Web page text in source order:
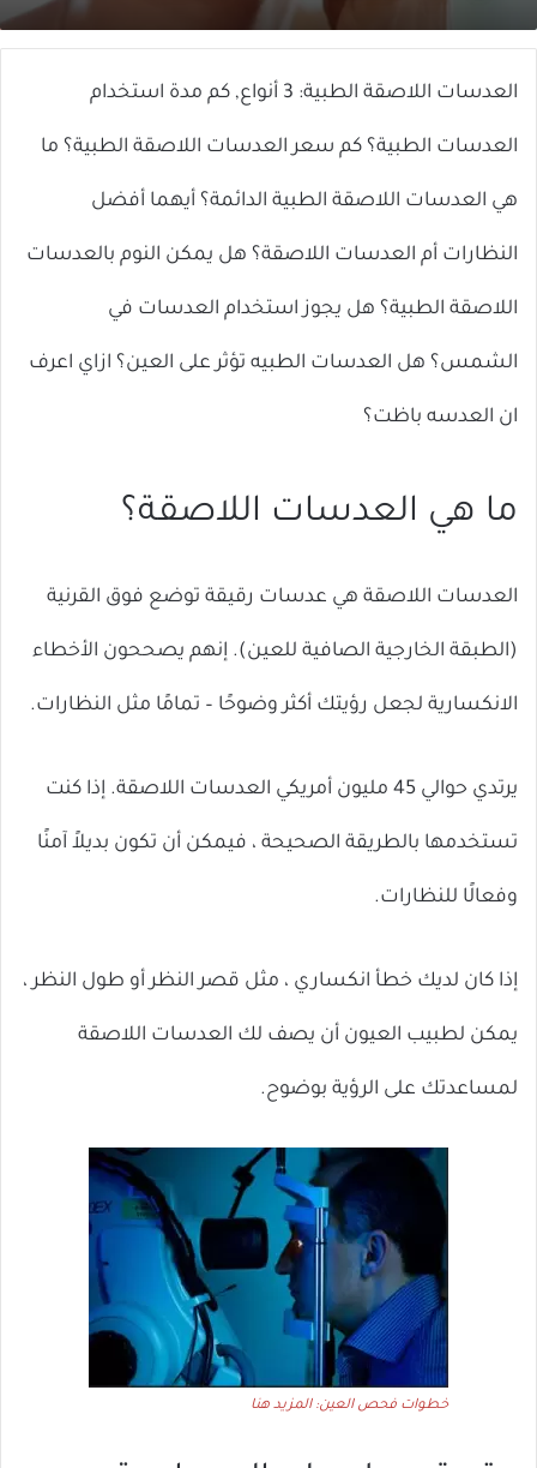
إلكترونيا
العدسات اللاصقة الطبية: 3 أنواع, كم مدة استخدام
العدسات الطبية؟ كم سعر العدسات اللاصقة الطبية؟ ما
هي العدسات اللاصقة الطبية الدائمة؟ أيهما أفضل
النظارات أم العدسات اللاصقة؟ هل يمكن النوم بالعدسات
اللاصقة الطبية؟ هل يجوز استخدام العدسات في
الشمس؟ هل العدسات الطبيه تؤثر على العين؟ ازاي اعرف
ان العدسه باظت؟
ما هي العدسات اللاصقة؟
العدسات اللاصقة هي عدسات رقيقة توضع فوق القرنية
(الطبقة الخارجية الصافية للعين). إنهم يصححون الأخطاء
الانكسارية لجعل رؤيتك أكثر وضوحًا – تمامًا مثل النظارات.
يرتدي حوالي 45 مليون أمريكي العدسات اللاصقة. إذا كنت
تستخدمها بالطريقة الصحيحة ، فيمكن أن تكون بديلاً آمنًا
وفعالًا للنظارات.
إذا كان لديك خطأ انكساري ، مثل قصر النظر أو طول النظر ،
يمكن لطبيب العيون أن يصف لك العدسات اللاصقة
لمساعدتك على الرؤية بوضوح.
خطوات فحص العين: المزيد هنا